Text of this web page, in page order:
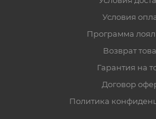
Условия
Программа
Возврат
Гарантия на
Договор
Политика